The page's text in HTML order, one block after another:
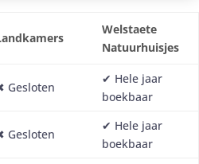
Welstaete
Natuurhuisjes
Gesloten
✔︎ Hele jaar
boekbaar
Gesloten
✔︎ Hele jaar
boekbaar